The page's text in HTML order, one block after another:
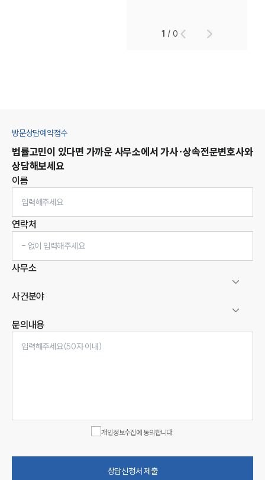
1 /0
방문상담예약접수
법률고민이 있다면 가까운 사무소에서 가사·상속전문변호사와
상담해보세요
이름
연락처
사무소
사건분야
문의내용
개인정보수집에 동의합니다.
상담신청서 제출